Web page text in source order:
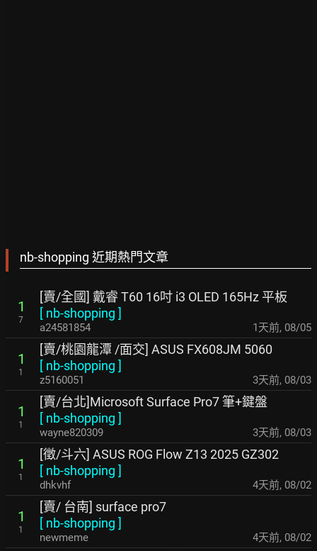
nb-shopping 近期熱門文章
1
7
[賣/全國] 戴睿 T60 16吋 i3 OLED 165Hz 平板
[ nb-shopping ]
a24581854 1天前, 08/05
1
1
[賣/桃園龍潭 /面交] ASUS FX608JM 5060
[ nb-shopping ]
z5160051 3天前, 08/03
1
1
[賣/台北]Microsoft Surface Pro7 筆+鍵盤
[ nb-shopping ]
wayne820309 3天前, 08/03
1
1
[徵/斗六] ASUS ROG Flow Z13 2025 GZ302
[ nb-shopping ]
dhkvhf 4天前, 08/02
1
1
[賣/ 台南] surface pro7
[ nb-shopping ]
newmeme 4天前, 08/02